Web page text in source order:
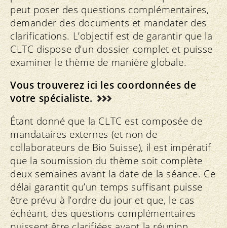
peut poser des questions complémentaires,
demander des documents et mandater des
clarifications. L’objectif est de garantir que la
CLTC dispose d’un dossier complet et puisse
examiner le thème de manière globale.
Vous trouverez ici les coordonnées de
votre spécialiste.
Étant donné que la CLTC est composée de
mandataires externes (et non de
collaborateurs de Bio Suisse), il est impératif
que la soumission du thème soit complète
deux semaines avant la date de la séance. Ce
délai garantit qu’un temps suffisant puisse
être prévu à l’ordre du jour et que, le cas
échéant, des questions complémentaires